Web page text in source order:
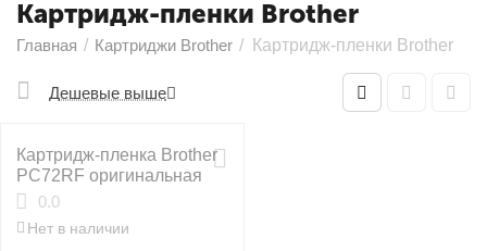
Картридж-пленки Brother
Главная / Картриджи Brother / Картридж-пленки Brother
Дешевые выше
Картридж-пленка Brother
PC72RF оригинальная
0.0
Нет в наличии